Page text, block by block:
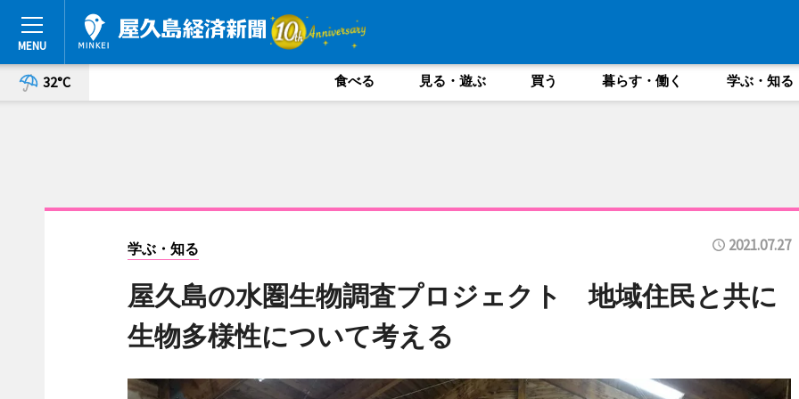
32°C 食べる 見る・遊ぶ 買う 暮らす・働く 学ぶ・知る
学ぶ・知る 2021.07.27
屋久島の水圏生物調査プロジェクト 地域住民と共に
生物多様性について考える